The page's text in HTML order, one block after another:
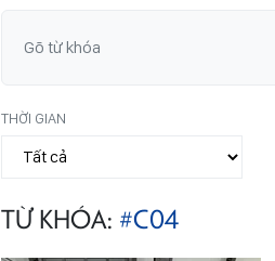
THỜI GIAN
TỪ KHÓA: #C04